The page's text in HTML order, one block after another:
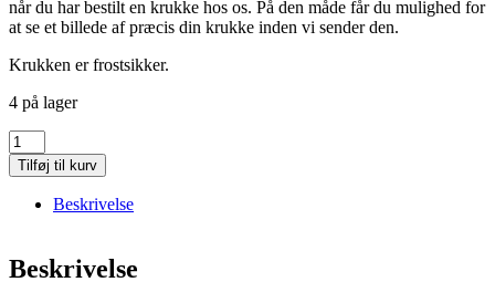
når du har bestilt en krukke hos os. På den måde får du mulighed for
at se et billede af præcis din krukke inden vi sender den.
Krukken er frostsikker.
4 på lager
Earth
Cylinder
Ø55
–
Tilføj til kurv
Beskrivelse
Beskrivelse